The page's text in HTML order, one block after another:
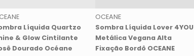
Líquida Quartzo
& Glow Cintilante
Dourado Océane
OCEANE
Sombra Líquida Lover 4YOU
Metálica Vegana Alta
Fixação Bordô OCEANE